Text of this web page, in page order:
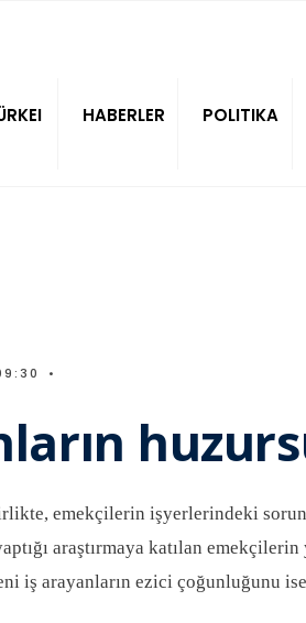
HABERLER POLITIKA
•
emekçilerin işyerlerindeki
araştırmaya katılan
iş arayanların ezici çoğunluğunu